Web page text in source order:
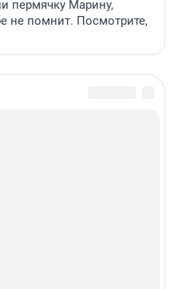
пермячку Марину,
не помнит. Посмотрите,